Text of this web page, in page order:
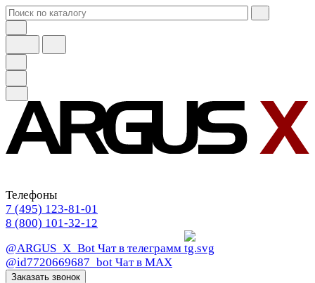
Телефоны
7 (495) 123-81-01
8 (800) 101-32-12
@ARGUS_X_Bot Чат в телеграмм
@id7720669687_bot Чат в МАХ
Заказать звонок